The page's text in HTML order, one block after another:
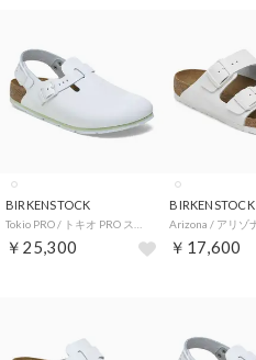
BIRKENSTOCK
￥25,300
BIRKENSTOCK
￥17,600